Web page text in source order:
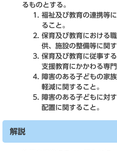
るものとする。
福祉及び教育の連携等
ること。
保育及び教育における
供、施設の整備等に関す
保育及び教育に従事す
支援教育にかかわる専
障害のある子どもの家
軽減に関すること。
障害のある子どもに対
配置に関すること。
解説